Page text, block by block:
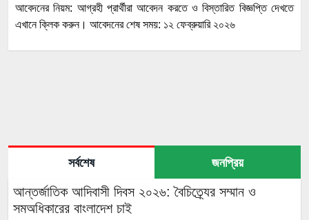
আবেদনের নিয়ম: আগ্রহী প্রার্থীরা আবেদন করতে ও বিস্তারিত বিজ্ঞপ্তি দেখতে
এখানে ক্লিক করুন। আবেদনের শেষ সময়: ১২ ফেব্রুয়ারি ২০২৬
সর্বশেষ জনপ্রিয়
আন্তর্জাতিক আদিবাসী দিবস ২০২৬: বৈচিত্র্যের সম্মান ও
সমঅধিকারের বাংলাদেশ চাই